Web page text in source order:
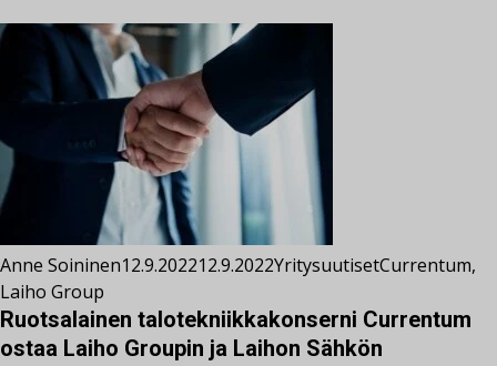
Anne Soininen12.9.202212.9.2022YritysuutisetCurrentum,
Laiho Group
Ruotsalainen talotekniikkakonserni Currentum
ostaa Laiho Groupin ja Laihon Sähkön